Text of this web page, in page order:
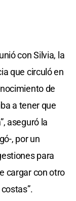
con Silvia, la
que circuló en
de
a tener que
aseguró la
, por un
para
cargar con otro